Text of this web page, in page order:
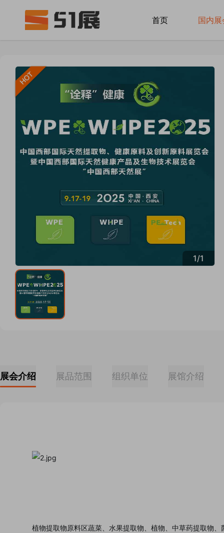
首页 国内展
1/1
展会介绍 展品范围 组织单位 展馆介绍
植物提取物原料区蔬菜、水果提取物、植物、中草药提取物